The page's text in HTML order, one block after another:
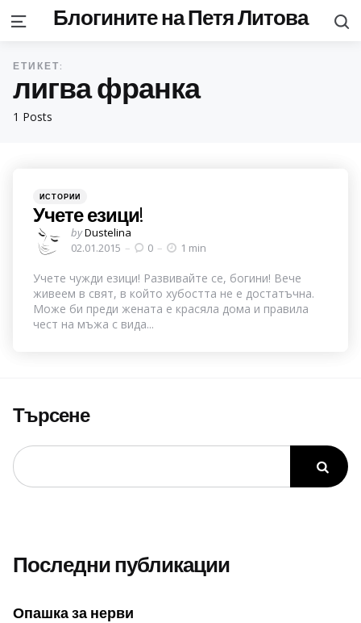
MenuБлогините на Петя Литова
1 Posts
ЕТИКЕТ:
лигва франка
Categories
Posted
ИСТОРИИ
Учете езици!
Posted
by
byDustelina
02.01.2015
0 1 min
Учете чужди езици! Развивайте се, богини! Вече
живеем в свят, в който хубостта не е достатъчна.
Може би преди жената е красяла дома и правила
чест на мъжа с вида...
Търсене
Последни публикации
Опашка за нерви